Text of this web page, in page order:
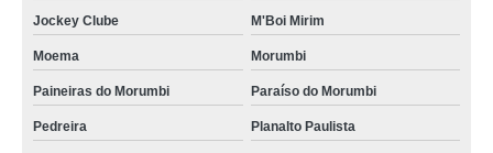
empresa de destruição dados Paraná
empresa de destruição de dado Guararema
empresa de destruição de dados documentada Rio de Janeiro
destruição de equipamentos dados Rio de Janeiro
Jockey Clube M'Boi Mirim
Moema Morumbi
Paineiras do Morumbi Paraíso do Morumbi
Pedreira Planalto Paulista